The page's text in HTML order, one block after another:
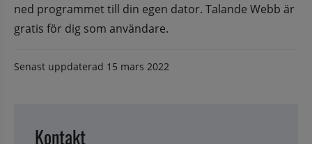
ned programmet till din egen dator. Talande Webb är
gratis för dig som användare.
Senast uppdaterad 15 mars 2022
Kontakt